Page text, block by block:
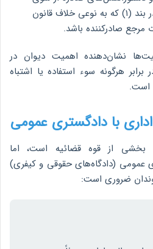
هر یک از مراجع مذکور در بند (۱) که به نوعی خلاف قانون
مرجع صادرکننده باشد.
نشان‌دهنده اهمیت دیوان در
هرگونه سوء استفاده یا اشتباه
است.
با دادگستری عمومی
بخشی از قوه قضائیه است، اما
عمومی (دادگاه‌های حقوقی و کیفری)
ضروری است: